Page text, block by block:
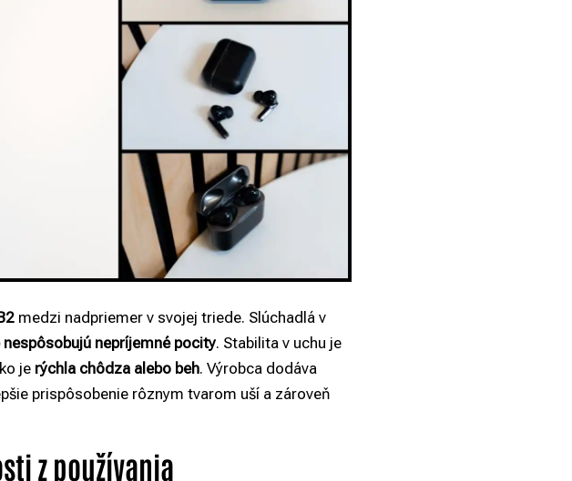
medzi nadpriemer v svojej triede. Slúchadlá v
nepríjemné pocity. Stabilita v uchu je
je rýchla chôdza alebo beh. Výrobca dodáva
prispôsobenie rôznym tvarom uší a zároveň
z používania